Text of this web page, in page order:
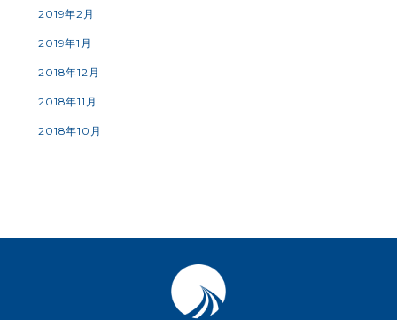
2019年2月
2019年1月
2018年12月
2018年11月
2018年10月